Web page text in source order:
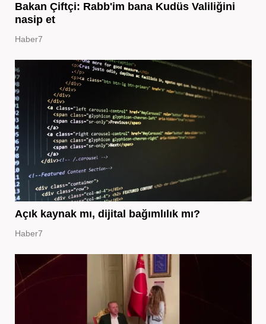
Bakan Çiftçi: Rabb'im bana Kudüs Valiliğini
nasip et
Haber7
Açık kaynak mı, dijital bağımlılık mı?
Haber7